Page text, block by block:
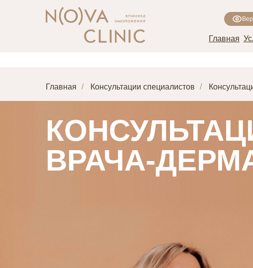
Главная
Главная / Консультации специалистов /
ВРАЧА-